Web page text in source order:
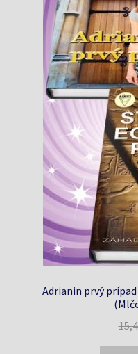
Adrianin prvý